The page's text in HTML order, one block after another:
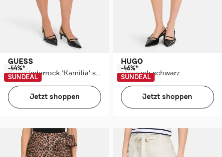
GUESS
Kunstlederrock 'Kamilia' schwarz
-44%*
SUNDEAL
Jetzt shoppen
HUGO
Minirock schwarz
-46%*
SUNDEAL
Jetzt shoppen